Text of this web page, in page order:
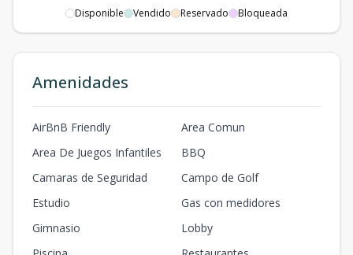
Disponible Vendido Reservado Bloqueada
Amenidades
AirBnB Friendly
Area Comun
Area De Juegos Infantiles
BBQ
Camaras de Seguridad
Campo de Golf
Estudio
Gas con medidores
Gimnasio
Lobby